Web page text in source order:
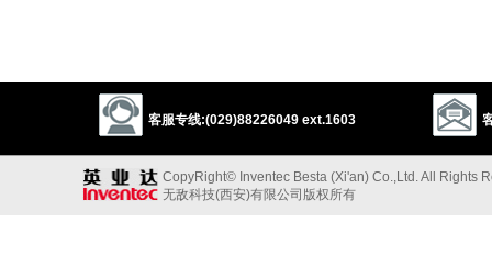
客服专线:(029)88226049 ext.1603
CopyRight© Inventec Besta (Xi'an) Co.,Ltd. All Rights
无敌科技(西安)有限公司版权所有